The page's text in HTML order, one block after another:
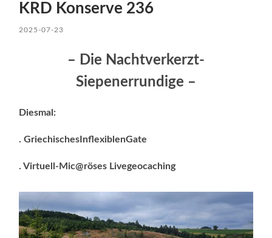
KRD Konserve 236
2025-07-23
– Die Nachtverkerzt-
Siepenerrundige –
Diesmal:
. GriechischesInflexiblenGate
. Virtuell-Mic@röses Livegeocaching